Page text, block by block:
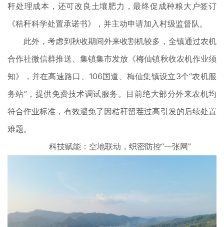
秆处理成本，还可改良土壤肥力，最终促成种粮大户签订
《秸秆科学处置承诺书》，并主动申请加入村级监督队。
此外，考虑到秋收期间外来收割机较多，全镇通过农机
合作社微信群推送、集镇集市发放《梅仙镇秋收农机作业须
知》，并在高速路口、106国道、梅仙集镇设立3个“农机服
务站”，提供免费技术调试服务。目前绝大部分外来农机均
符合作业标准，有效避免了因秸秆留茬过高引发的后续处置
难题。
科技赋能：空地联动，织密防控“一张网”